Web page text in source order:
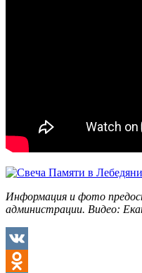
Информация и фото
администрации. Видео:
VK